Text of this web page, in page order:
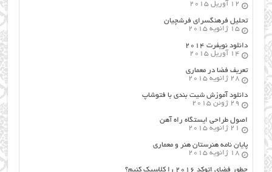
12 آوریل 2015
تحلیل فرهنگسرای فرشچیان
15 ژانویه 2015
دانلود نویفرت ۲۰۱۴
14 آوریل 2015
تعریف فضا در معماری
28 ژانویه 2015
دانلود آموزش شیت بندی با فتوشاپ
29 ژوئن 2015
اصول طراحي ایستگاه راه آهن
21 ژانویه 2015
پایان نامه هنرستان هنر و معماري
18 ژانویه 2015
چطور فضای اتوکد ۲۰۱۶ را کلاسیک کنیم؟